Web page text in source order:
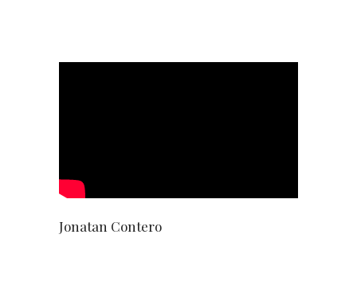
Jonatan Contero